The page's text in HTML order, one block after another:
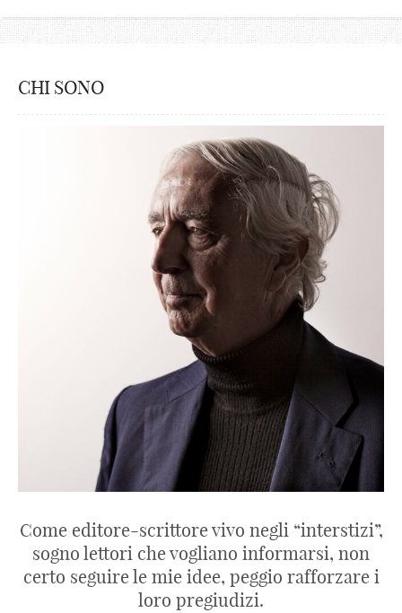
CHI SONO
Come editore-scrittore vivo negli “interstizi”,
sogno lettori che vogliano informarsi, non
certo seguire le mie idee, peggio rafforzare i
loro pregiudizi.